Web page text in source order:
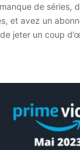
de séries,
et avez un
jeter un coup